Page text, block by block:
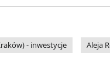
- inwestycje Aleja